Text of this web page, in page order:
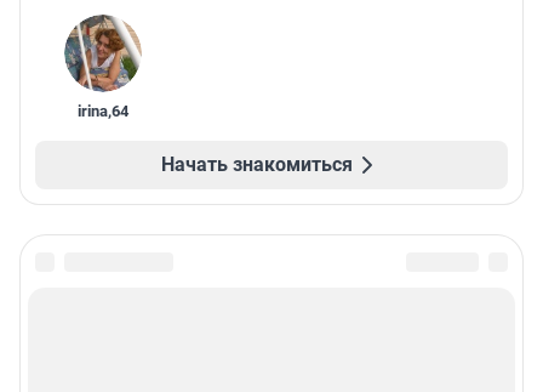
irina,64
Начать знакомиться